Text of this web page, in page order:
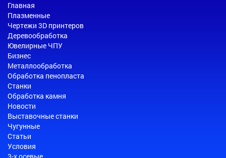
Главная
Плазменные
Чертежи 3D принтеров
Деревообработка
Ювелирные ЧПУ
Бизнес
Металлообработка
Обработка пенопласта
Станки
Обработка камня
Новости
Выставочные станки
Чугунные
Статьи
Условия